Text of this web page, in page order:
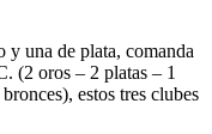
y una de plata, comanda
(2 oros – 2 platas – 1
estos tres clubes